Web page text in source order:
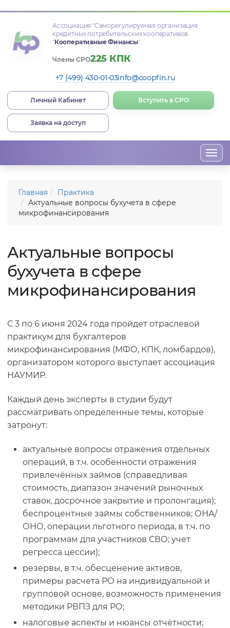
Ассоциация "Саморегулируемая организация
кредитных потребительских кооперативов
"Кооперативные Финансы"
Члены СРО225 КПК
+7 (499) 430-01-03info@coopfin.ru
Личный Кабинет Вступить в СРО
Заявка на доступ
Главная
Практика
Актуальные вопросы бухучета в сфере
микрофинансирования
Актуальные вопросы
бухучета в сфере
микрофинансирования
С 3 по 6 июня 2024 года пройдет отраслевой
практикум для бухгалтеров
микрофинансирования (МФО, КПК, ломбардов),
организатором которого выступает ассоциация
НАУМИР.
Каждый день эксперты в студии будут
рассматривать определенные темы, которые
затронут:
актуальные вопросы отражения отдельных
операций, в т.ч. особенности отражения
привлечённых займов (справедливая
стоимость, диапазон значений рыночных
ставок, досрочное закрытие и пролонгация);
беспроцентные займы собственников; ОНА/
ОНО, операции льготного периода, в т.ч. по
программам для участников СВО; учет
регресса цессии);
резервы, в т.ч. обесценение активов,
примеры расчета РО на индивидуальной и
групповой основе, возможность применения
методики РВПЗ для РО;
налоговые аспекты и нюансы отчётности;